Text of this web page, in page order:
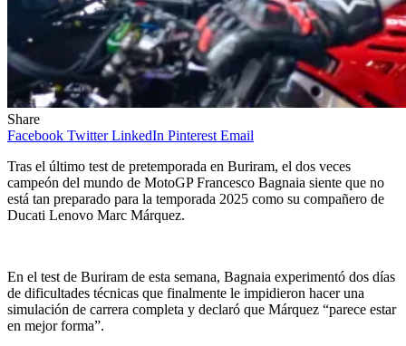
Share
Facebook Twitter LinkedIn Pinterest Email
Tras el último test de pretemporada en Buriram, el dos veces
campeón del mundo de MotoGP Francesco Bagnaia siente que no
está tan preparado para la temporada 2025 como su compañero de
Ducati Lenovo Marc Márquez.
En el test de Buriram de esta semana, Bagnaia experimentó dos días
de dificultades técnicas que finalmente le impidieron hacer una
simulación de carrera completa y declaró que Márquez “parece estar
en mejor forma”.